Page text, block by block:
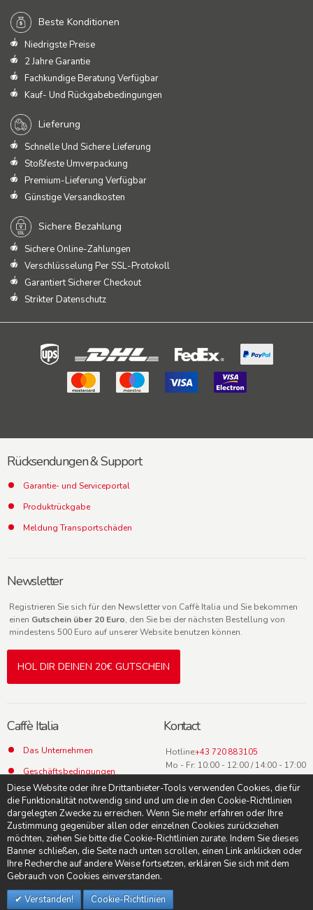
Beste Konditionen
Niedrigste Preise
2 Jahre Garantie
Fachkundige Beratung Verfügbar
Kauf- Und Rückgabebedingungen
Lieferung
Schnelle Und Sichere Lieferung
Stoßfeste Umverpackung
Premium-Lieferung Verfügbar
Günstige Versandkosten
Sichere Bezahlung
Sichere Online-Zahlungen
Verschlüsselung Per SSL-Protokoll
Garantiert Sicherer Checkout
Strikter Datenschutz
Rücksendungen & Support
Garantie- und Serviceportal
Produktrückgabe
Meldung Transportschäden
Newsletter
Registrieren Sie sich für den Newsletter von Caffè Italia und Sie bekommen
einen Gutschein über 20 Euro, den Sie bei der nächsten Bestellung von
mindestens 500 Euro auf unserer Website benutzen können.
HOL DIR DEINEN 20€ GUTSCHEIN
Caffè Italia
Das Unternehmen
Geschäftsbedingungen
Datenschutz
Kontact
Kontact
Hotline:+43 720 883105
Mo - Fr: 10:00 - 12:00 / 14:00 - 17:00
Uhr
© Caffè Italia -Suche AGB-Impressum
Richtlinien
Akzeptierte Zahlungen:
Diese Website oder ihre Drittanbieter-Tools verwenden Cookies, die für
die Funktionalität notwendig sind und um die in den Cookie-Richtlinien
dargelegten Zwecke zu erreichen. Wenn Sie mehr erfahren oder Ihre
Zustimmung gegenüber allen oder einzelnen Cookies zurückziehen
möchten, ziehen Sie bitte die Cookie-Richtlinien zurate. Indem Sie dieses
Banner schließen, die Seite nach unten scrollen, einen Link anklicken oder
Ihre Recherche auf andere Weise fortsetzen, erklären Sie sich mit dem
Gebrauch von Cookies einverstanden.
Verstanden!
Cookie-Richtlinien